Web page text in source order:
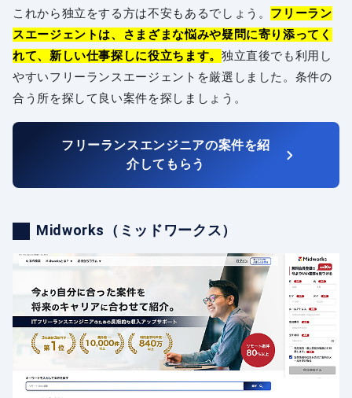
これから独立をする方は不安もあるでしょう。 フリーラン
スエージェントは、さまざまな悩みや疑問に寄り添ってく
れて、新しい仕事探しに役立ちます。 独立直後でも利用し
やすいフリーランスエージェントを厳選しました。条件の
合う所を探して良い案件を探しましょう。
フリーランスエンジニアの案件を紹
介してもらう
Midworks（ミッドワークス）